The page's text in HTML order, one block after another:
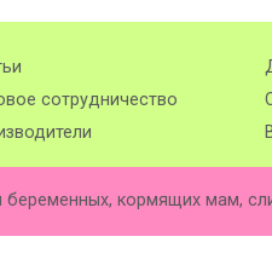
сотрудничество
беременных, кормящих мам,